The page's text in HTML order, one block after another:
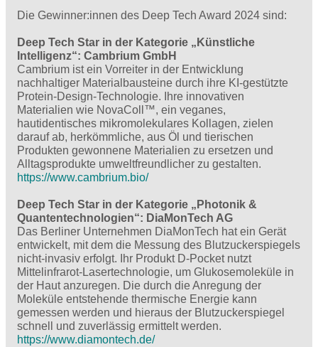
Die Gewinner:innen des Deep Tech Award 2024 sind:
Deep Tech Star in der Kategorie „Künstliche
Intelligenz“: Cambrium GmbH
Cambrium ist ein Vorreiter in der Entwicklung
nachhaltiger Materialbausteine durch ihre KI-gestützte
Protein-Design-Technologie. Ihre innovativen
Materialien wie NovaColl™, ein veganes,
hautidentisches mikromolekulares Kollagen, zielen
darauf ab, herkömmliche, aus Öl und tierischen
Produkten gewonnene Materialien zu ersetzen und
Alltagsprodukte umweltfreundlicher zu gestalten.
https://www.cambrium.bio/
Deep Tech Star in der Kategorie „Photonik &
Quantentechnologien“: DiaMonTech AG
Das Berliner Unternehmen DiaMonTech hat ein Gerät
entwickelt, mit dem die Messung des Blutzuckerspiegels
nicht-invasiv erfolgt. Ihr Produkt D-Pocket nutzt
Mittelinfrarot-Lasertechnologie, um Glukosemoleküle in
der Haut anzuregen. Die durch die Anregung der
Moleküle entstehende thermische Energie kann
gemessen werden und hieraus der Blutzuckerspiegel
schnell und zuverlässig ermittelt werden.
https://www.diamontech.de/